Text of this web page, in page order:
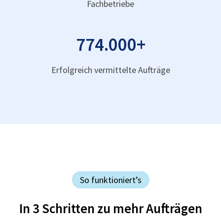
Fachbetriebe
774.000+
Erfolgreich vermittelte Aufträge
So funktioniert’s
In 3 Schritten zu mehr Aufträgen